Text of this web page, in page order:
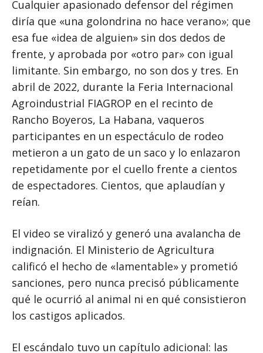
Cualquier apasionado defensor del régimen
diría que «una golondrina no hace verano»; que
esa fue «idea de alguien» sin dos dedos de
frente, y aprobada por «otro par» con igual
limitante. Sin embargo, no son dos y tres. En
abril de 2022, durante la Feria Internacional
Agroindustrial FIAGROP en el recinto de
Rancho Boyeros, La Habana, vaqueros
participantes en un espectáculo de rodeo
metieron a un gato de un saco y lo enlazaron
repetidamente por el cuello frente a cientos
de espectadores. Cientos, que aplaudían y
reían.
El video se viralizó y generó una avalancha de
indignación. El Ministerio de Agricultura
calificó el hecho de «lamentable» y prometió
sanciones, pero nunca precisó públicamente
qué le ocurrió al animal ni en qué consistieron
los castigos aplicados.
El escándalo tuvo un capítulo adicional: las